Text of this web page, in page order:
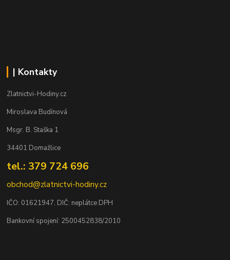
| Kontakty
Zlatnictvi-Hodiny.cz
Miroslava Budínová
Msgr. B. Staška 1
34401 Domažlice
tel.: 379 724 696
obchod@zlatnictvi-hodiny.cz
IČO: 01621947, DIČ: neplátce DPH
Bankovní spojení: 2500452838/2010